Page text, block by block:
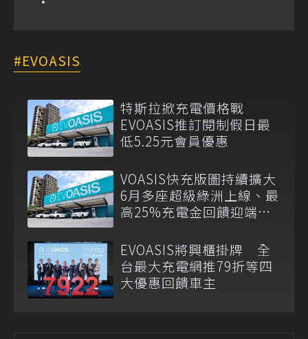
EVOASIS
特斯拉掀充電價格戰
EVOASIS推訂閱制假日最
低5.25元會員優惠
VOASIS快充版圖持續擴大
6月多座超級綠洲上線、最
高25%充電金回饋迎端午
EVOASIS將興櫃掛牌 全
台最大充電網推79折等四
大優惠回饋車主